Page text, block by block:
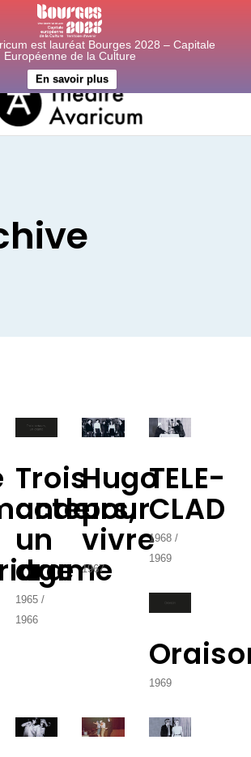
est lauréat Bourges 2028 – Capitale
Européenne de la Culture
En savoir plus
Trois
acteurs,
un
drame
1965
1966
Hugo
pour
vivre
1967
TELE-
CLAD
1968
1969
1969